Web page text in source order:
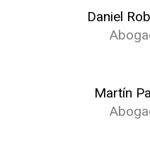
Daniel
Martín